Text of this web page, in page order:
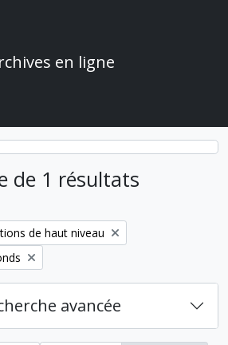
en ligne
de 1 résultats
de haut niveau
filter:
avancée